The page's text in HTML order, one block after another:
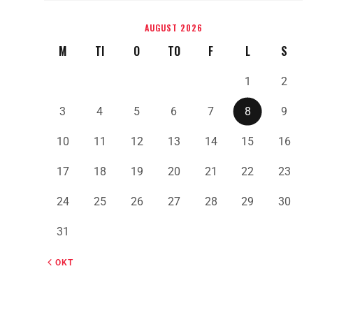
AUGUST 2026
M TI O TO F L S
1 2
3 4 5 6 7 8 9
10 11 12 13 14 15 16
17 18 19 20 21 22 23
24 25 26 27 28 29 30
31
« OKT